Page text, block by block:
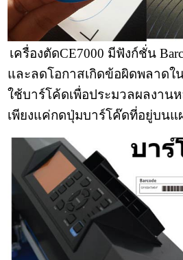
เครื่องตัดCE7000 มีฟังก์ชั่น
และลดโอกาสเกิดข้อผิดพลาดใ
ใช้บาร์โค้ดเพื่อประมวลผลงาน
เพียงแค่กดปุ่มบาร์โค๊ดที่อยู่บนแ